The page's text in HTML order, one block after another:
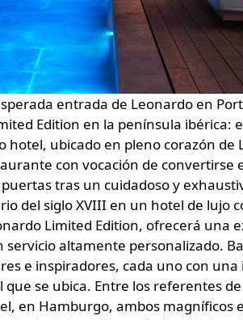
entrada de Leonardo en
Edition en la península ibérica:
hotel, ubicado en pleno corazón de
con vocación de
tras un cuidadoso y
del siglo XVIII en un hotel de lujo
Limited Edition, ofrecerá una
altamente personalizado.
e inspiradores, cada uno con
se ubica. Entre los referentes
en Hamburgo, ambos magníficos